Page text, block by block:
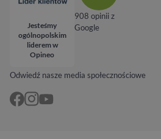
Odwiedź nasze media społecznościowe
Jesteśmy
ogólnopolskim
liderem w
Opineo
908 opinii z
Google